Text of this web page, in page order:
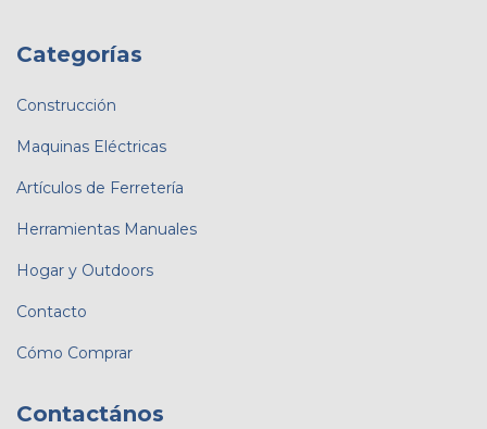
Categorías
Construcción
Maquinas Eléctricas
Artículos de Ferretería
Herramientas Manuales
Hogar y Outdoors
Contacto
Cómo Comprar
Contactános